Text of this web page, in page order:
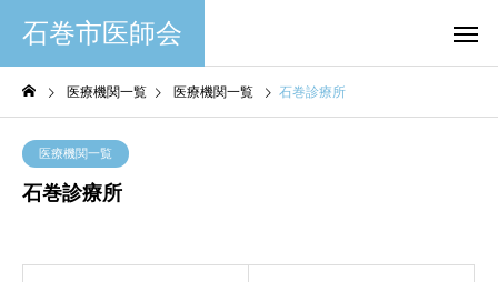
石巻市医師会
医療機関一覧 医療機関一覧 石巻診療所
医療機関一覧
石巻診療所